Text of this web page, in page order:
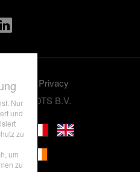
Privacy
B.V.
Nur
und
zu
um
zu